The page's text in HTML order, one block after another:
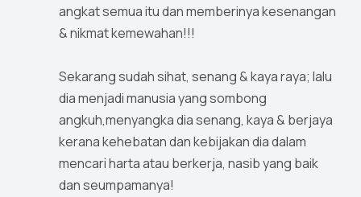
angkat semua itu dan memberinya kesenangan
& nikmat kemewahan!!!
Sekarang sudah sihat, senang & kaya raya; lalu
dia menjadi manusia yang sombong
angkuh,menyangka dia senang, kaya & berjaya
kerana kehebatan dan kebijakan dia dalam
mencari harta atau berkerja, nasib yang baik
dan seumpamanya!